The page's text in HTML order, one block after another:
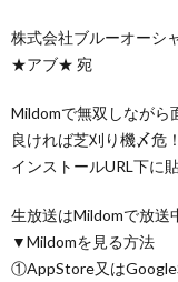
株式会社ブルーオーシ
★アブ★ 宛
Mildomで無双しながら
良ければ芝刈り機〆危
インストールURL下に
生放送はMildomで放送
▼Mildomを見る方法
①AppStore又は